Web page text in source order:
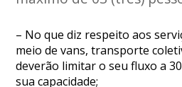
– No que diz respeito aos
meio de vans, transporte
deverão limitar o seu fluxo a
sua capacidade;